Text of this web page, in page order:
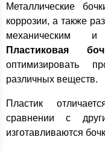
Металлические
коррозии, а также
механическим и
Пластиковая
оптимизировать
различных веществ.
Пластик
сравнении с
изготавливаются